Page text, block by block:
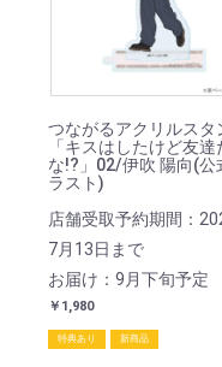
つながるアクリルスタ
「キスはしたけど友達
な!?」02/伊吹 陽向(公
ラスト)
店舗受取予約期間：
7月13日まで
お届け：9月下旬予定
￥1,980
特典あり 新商品